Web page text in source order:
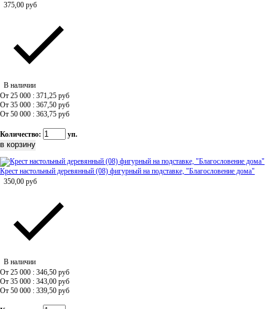
375,00 руб
В наличии
От 25 000 : 371,25 руб
От 35 000 : 367,50 руб
От 50 000 : 363,75 руб
Количество: уп.
Крест настольный деревянный (08) фигурный на подставке, "Благословение дома"
350,00 руб
В наличии
От 25 000 : 346,50 руб
От 35 000 : 343,00 руб
От 50 000 : 339,50 руб